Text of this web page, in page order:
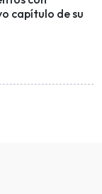
capítulo de su